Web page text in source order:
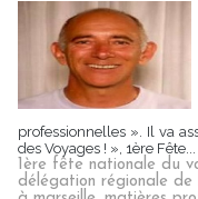
professionnelles ». Il va
des Voyages ! », 1ère Fête...
1ère fête nationale du
délégation régionale